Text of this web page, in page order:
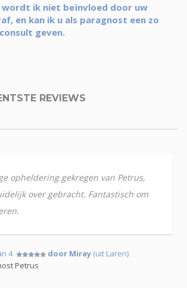
wordt ik niet beïnvloed door uw
en kan ik u als paragnost een zo
geven.
REVIEWS
opheldering gekregen van Petrus,
over gebracht. Fantastisch om
4 door Miray (uit Laren)
Petrus